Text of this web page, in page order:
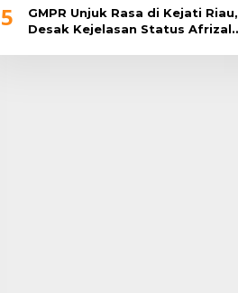
5
GMPR Unjuk Rasa di Kejati Riau,
Desak Kejelasan Status Afrizal